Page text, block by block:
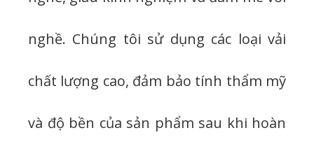
nghề. Chúng tôi sử dụng các loại vải
chất lượng cao, đảm bảo tính thẩm mỹ
và độ bền của sản phẩm sau khi hoàn